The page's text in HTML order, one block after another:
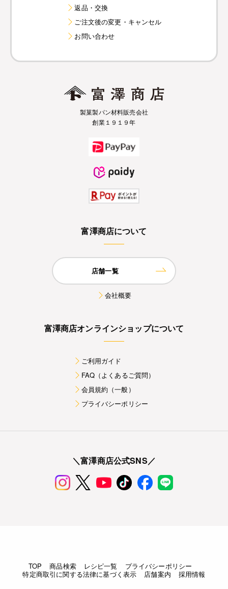
返品・交換
ご注文後の変更・キャンセル
お問い合わせ
製菓製パン材料販売会社
創業１９１９年
富澤商店について
店舗一覧
会社概要
富澤商店オンラインショップについて
ご利用ガイド
FAQ（よくあるご質問）
会員規約（一般）
プライバシーポリシー
＼富澤商店公式SNS／
TOP 商品検索 レシピ一覧
プライバシーポリシー
特定商取引に関する法律に基づく表示
店舗案内 採用情報